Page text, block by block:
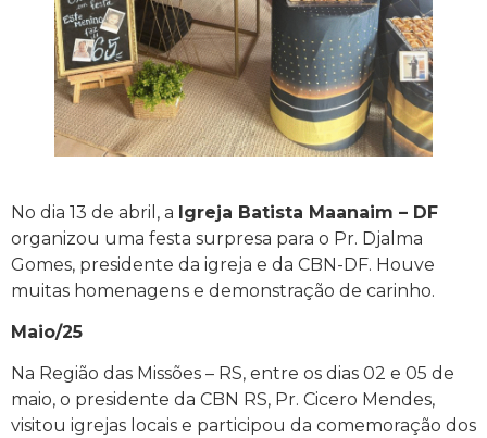
No dia 13 de abril, a Igreja Batista Maanaim – DF
organizou uma festa surpresa para o Pr. Djalma
Gomes, presidente da igreja e da CBN-DF. Houve
muitas homenagens e demonstração de carinho.
Maio/25
Na Região das Missões – RS, entre os dias 02 e 05 de
maio, o presidente da CBN RS, Pr. Cicero Mendes,
visitou igrejas locais e participou da comemoração dos